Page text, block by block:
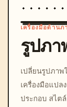
เครื่องมือด้านภ
รูปภา
เปลี่ยนรูปภาพ
เครื่องมือแปล
ประกอบ สไต